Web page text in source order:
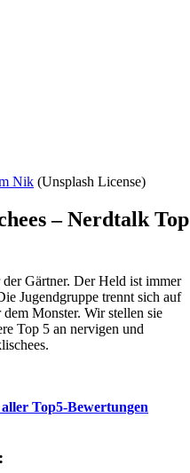
Nik (Unsplash License)
– Nerdtalk Top
Gärtner. Der Held ist immer
Jugendgruppe trennt sich auf
Monster. Wir stellen sie
Top 5 an nervigen und
Top5-Bewertungen